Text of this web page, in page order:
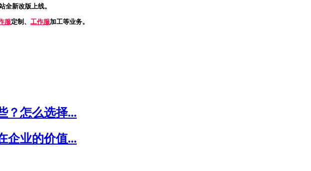
全新改版上线。
服定制、 工作服加工等业务。
？怎么选择...
企业的价值...